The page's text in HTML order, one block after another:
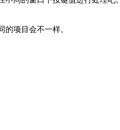
项目会不一样。